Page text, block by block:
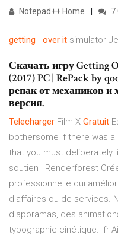
Notepad++ Home 7
getting - over it simulator
Скачать игру Getting
(2017) PC | RePack by
репак от механиков и
версия.
Telecharger Film X Gratuit
bothersome if there was
that you must deliberately
soutien | Renderforest
professionnelle qui
d'affaires ou de services.
diaporamas, des
typographie cinétique.| fr